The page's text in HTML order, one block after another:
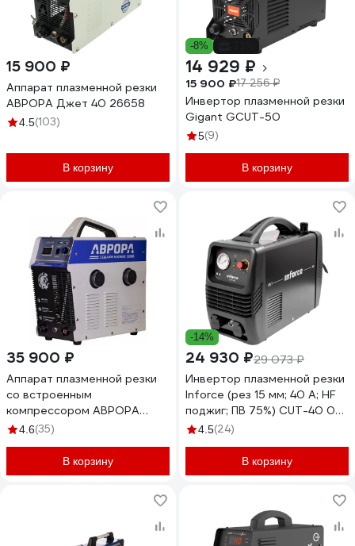
15 900 ₽
Аппарат плазменной резки
АВРОРА Джет 40 26658
4.5(103)
В корзину
-8%
14 929 ₽
15 900 ₽17 256 ₽
Инвертор плазменной резки
Gigant GCUT-50
5(9)
В корзину
35 900 ₽
Аппарат плазменной резки
со встроенным
компрессором АВРОРА
Джет 40 30806
4.6(35)
В корзину
-14%
24 930 ₽29 073 ₽
Инвертор плазменной резки
Inforce (рез 15 мм; 40 А; HF
поджиг; ПВ 75%) CUT-40 04-
08-05
4.5(24)
В корзину